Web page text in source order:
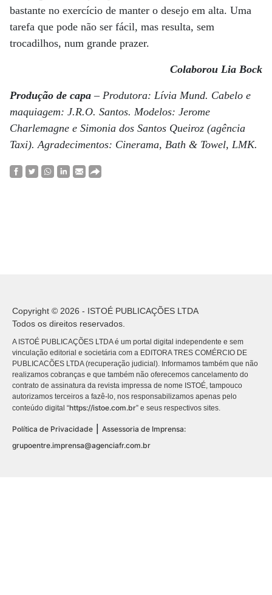
bastante no exercício de manter o desejo em alta. Uma
tarefa que pode não ser fácil, mas resulta, sem
trocadilhos, num grande prazer.
Colaborou Lia Bock
Produção de capa – Produtora: Lívia Mund. Cabelo e
maquiagem: J.R.O. Santos. Modelos: Jerome
Charlemagne e Simonia dos Santos Queiroz (agência
Taxi). Agradecimentos: Cinerama, Bath & Towel, LMK.
Copyright © 2026 - ISTOÉ PUBLICAÇÕES LTDA
Todos os direitos reservados.
A ISTOÉ PUBLICAÇÕES LTDA é um portal digital independente e sem
vinculação editorial e societária com a EDITORA TRES COMÉRCIO DE
PUBLICACÕES LTDA (recuperação judicial). Informamos também que não
realizamos cobranças e que também não oferecemos cancelamento do
contrato de assinatura da revista impressa de nome ISTOÉ, tampouco
autorizamos terceiros a fazê-lo, nos responsabilizamos apenas pelo
conteúdo digital “https://istoe.com.br” e seus respectivos sites.
Política de Privacidade
Assessoria de Imprensa:
grupoentre.imprensa@agenciafr.com.br